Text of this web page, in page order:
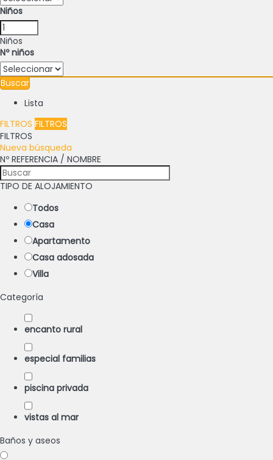
Niños
Niños
Nº niños
Buscar
Lista
FILTROS FILTROS
FILTROS
Nueva búsqueda
Nº REFERENCIA / NOMBRE
TIPO DE ALOJAMIENTO
Todos
Casa
Apartamento
Casa adosada
Villa
Categoría
encanto rural
especial familias
piscina privada
vistas al mar
Baños y aseos